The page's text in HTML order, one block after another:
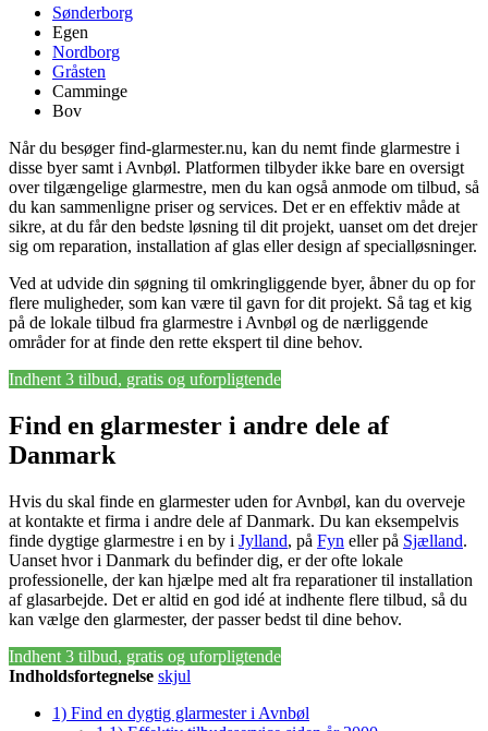
Sønderborg
Egen
Nordborg
Gråsten
Camminge
Bov
Når du besøger find-glarmester.nu, kan du nemt finde glarmestre i
disse byer samt i Avnbøl. Platformen tilbyder ikke bare en oversigt
over tilgængelige glarmestre, men du kan også anmode om tilbud, så
du kan sammenligne priser og services. Det er en effektiv måde at
sikre, at du får den bedste løsning til dit projekt, uanset om det drejer
sig om reparation, installation af glas eller design af specialløsninger.
Ved at udvide din søgning til omkringliggende byer, åbner du op for
flere muligheder, som kan være til gavn for dit projekt. Så tag et kig
på de lokale tilbud fra glarmestre i Avnbøl og de nærliggende
områder for at finde den rette ekspert til dine behov.
Indhent 3 tilbud, gratis og uforpligtende
Find en glarmester i andre dele af
Danmark
Hvis du skal finde en glarmester uden for Avnbøl, kan du overveje
at kontakte et firma i andre dele af Danmark. Du kan eksempelvis
finde dygtige glarmestre i en by i Jylland, på Fyn eller på Sjælland.
Uanset hvor i Danmark du befinder dig, er der ofte lokale
professionelle, der kan hjælpe med alt fra reparationer til installation
af glasarbejde. Det er altid en god idé at indhente flere tilbud, så du
kan vælge den glarmester, der passer bedst til dine behov.
Indhent 3 tilbud, gratis og uforpligtende
Indholdsfortegnelse skjul
1) Find en dygtig glarmester i Avnbøl